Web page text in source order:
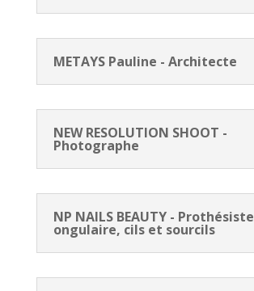
METAYS Pauline - Architecte
NEW RESOLUTION SHOOT -
Photographe
NP NAILS BEAUTY - Prothésiste
ongulaire, cils et sourcils